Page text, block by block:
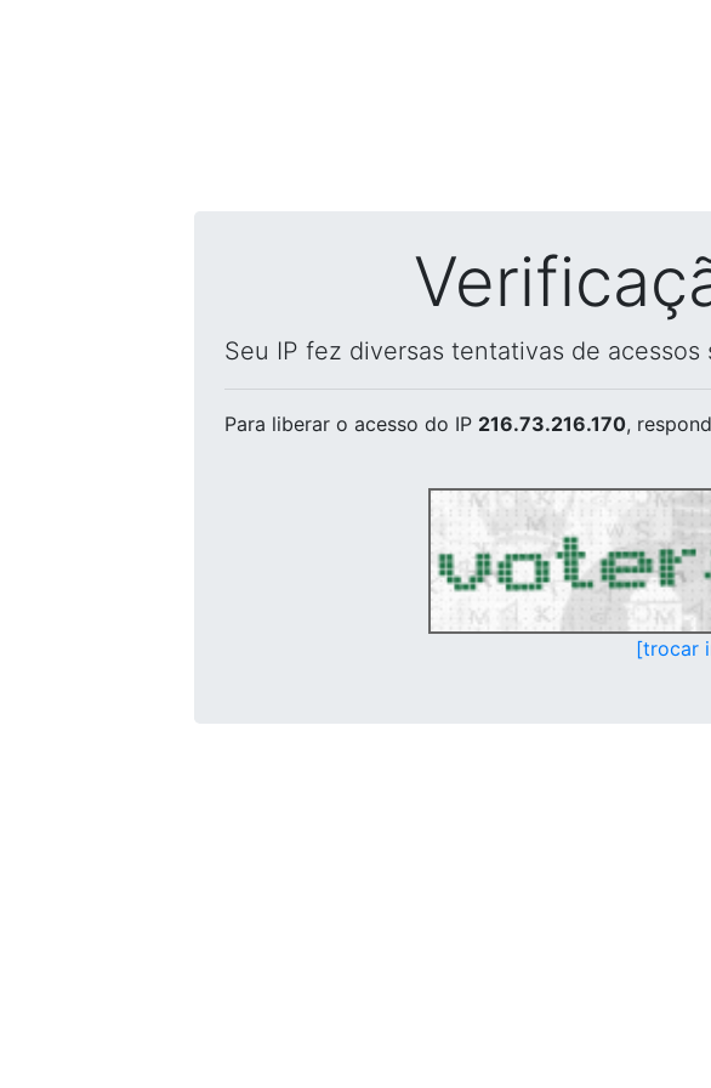
Seu IP fez diversas tentativas de
Para liberar o acesso do IP 216.73.216.170,
[trocar